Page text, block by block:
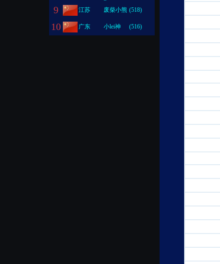
9 江苏 废柴小熊 (518)
10 广东 小lei神 (516)